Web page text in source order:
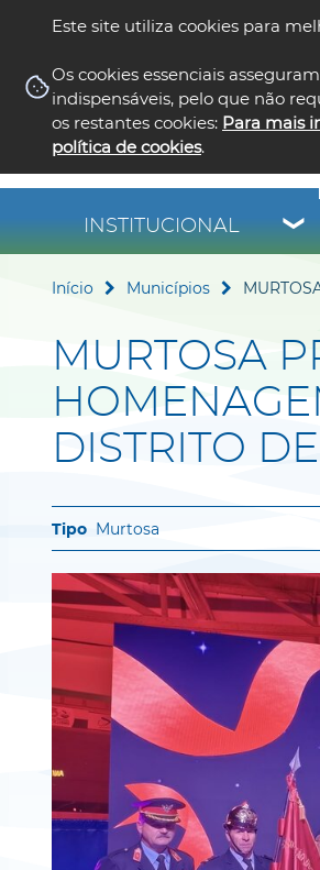
Este site utiliza cookies para
Os cookies essenciais
indispensáveis, pelo que não
os restantes cookies: Para mais
política de cookies.
INSTITUCIONAL
Início Municípios
MURTOSA
DISTRITO
Murtosa